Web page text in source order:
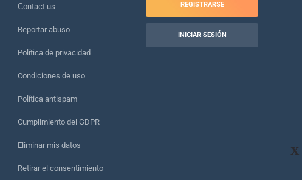
X
Сontact us
Reportar abuso
Política de privacidad
Condiciones de uso
Política antispam
Cumplimiento del GDPR
Eliminar mis datos
Retirar el consentimiento
REGISTRARSE
INICIAR SESIÓN